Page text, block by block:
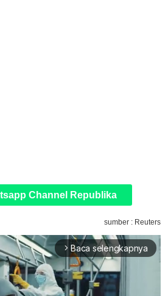
Channel Republika
sumber : Reuters
arrow_forward_ios Baca selengkapnya